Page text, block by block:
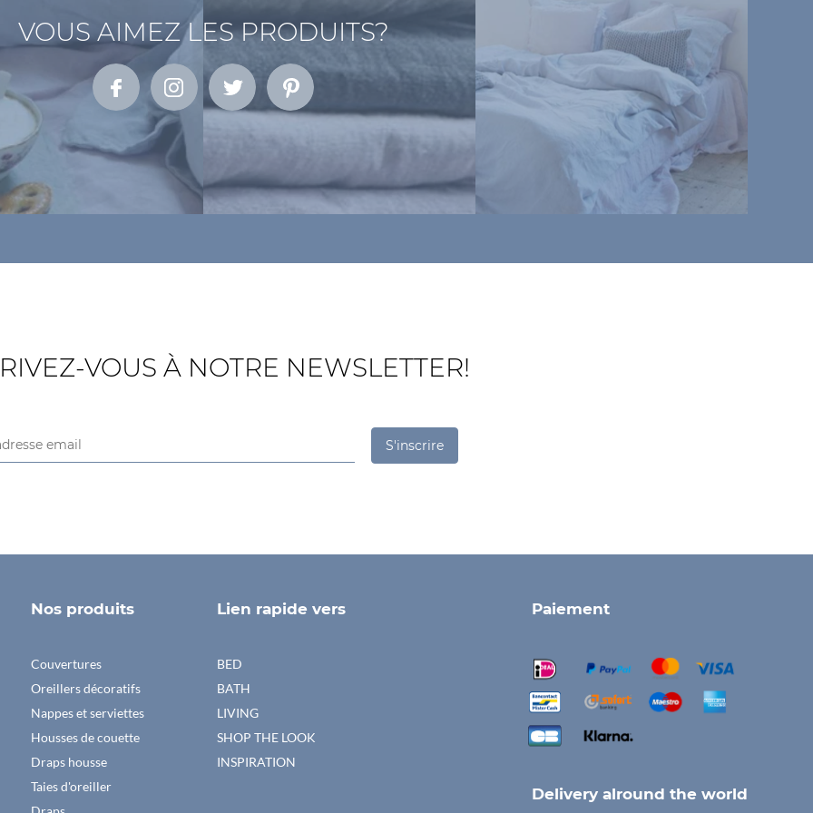
VOUS AIMEZ LES PRODUITS?
VOUS À NOTRE NEWSLETTER!
S'inscrire
Nos produits
Couvertures
Oreillers décoratifs
Nappes et serviettes
Housses de couette
Draps housse
Taies d'oreiller
Lien rapide vers
BED
BATH
LIVING
SHOP THE LOOK
INSPIRATION
Paiement
Delivery alround the world